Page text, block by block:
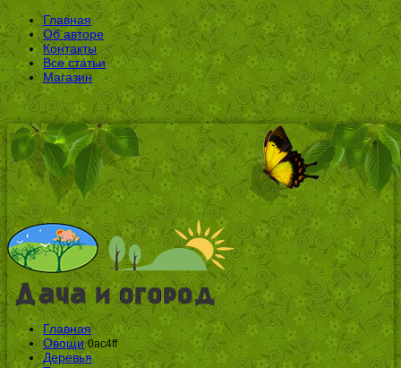
Главная
Об авторе
Контакты
Все статьи
Магазин
Главная
Овощи 0ac4ff
Деревья